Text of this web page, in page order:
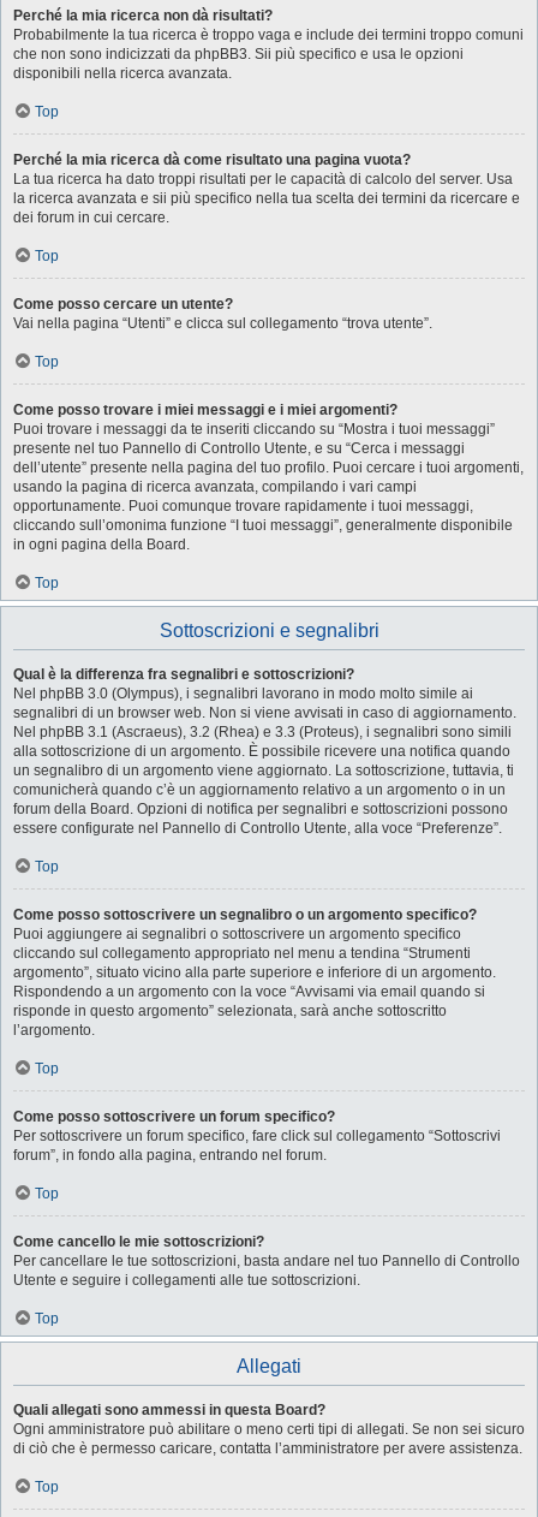
Perché la mia ricerca non dà risultati?
Probabilmente la tua ricerca è troppo vaga e include dei termini troppo comuni
che non sono indicizzati da phpBB3. Sii più specifico e usa le opzioni
disponibili nella ricerca avanzata.
Top
Perché la mia ricerca dà come risultato una pagina vuota?
La tua ricerca ha dato troppi risultati per le capacità di calcolo del server. Usa
la ricerca avanzata e sii più specifico nella tua scelta dei termini da ricercare e
dei forum in cui cercare.
Top
Come posso cercare un utente?
Vai nella pagina “Utenti” e clicca sul collegamento “trova utente”.
Top
Come posso trovare i miei messaggi e i miei argomenti?
Puoi trovare i messaggi da te inseriti cliccando su “Mostra i tuoi messaggi”
presente nel tuo Pannello di Controllo Utente, e su “Cerca i messaggi
dell’utente” presente nella pagina del tuo profilo. Puoi cercare i tuoi argomenti,
usando la pagina di ricerca avanzata, compilando i vari campi
opportunamente. Puoi comunque trovare rapidamente i tuoi messaggi,
cliccando sull’omonima funzione “I tuoi messaggi”, generalmente disponibile
in ogni pagina della Board.
Top
Sottoscrizioni e segnalibri
Qual è la differenza fra segnalibri e sottoscrizioni?
Nel phpBB 3.0 (Olympus), i segnalibri lavorano in modo molto simile ai
segnalibri di un browser web. Non si viene avvisati in caso di aggiornamento.
Nel phpBB 3.1 (Ascraeus), 3.2 (Rhea) e 3.3 (Proteus), i segnalibri sono simili
alla sottoscrizione di un argomento. È possibile ricevere una notifica quando
un segnalibro di un argomento viene aggiornato. La sottoscrizione, tuttavia, ti
comunicherà quando c’è un aggiornamento relativo a un argomento o in un
forum della Board. Opzioni di notifica per segnalibri e sottoscrizioni possono
essere configurate nel Pannello di Controllo Utente, alla voce “Preferenze”.
Top
Come posso sottoscrivere un segnalibro o un argomento specifico?
Puoi aggiungere ai segnalibri o sottoscrivere un argomento specifico
cliccando sul collegamento appropriato nel menu a tendina “Strumenti
argomento”, situato vicino alla parte superiore e inferiore di un argomento.
Rispondendo a un argomento con la voce “Avvisami via email quando si
risponde in questo argomento” selezionata, sarà anche sottoscritto
l’argomento.
Top
Come posso sottoscrivere un forum specifico?
Per sottoscrivere un forum specifico, fare click sul collegamento “Sottoscrivi
forum”, in fondo alla pagina, entrando nel forum.
Top
Come cancello le mie sottoscrizioni?
Per cancellare le tue sottoscrizioni, basta andare nel tuo Pannello di Controllo
Utente e seguire i collegamenti alle tue sottoscrizioni.
Top
Allegati
Quali allegati sono ammessi in questa Board?
Ogni amministratore può abilitare o meno certi tipi di allegati. Se non sei sicuro
di ciò che è permesso caricare, contatta l’amministratore per avere assistenza.
Top